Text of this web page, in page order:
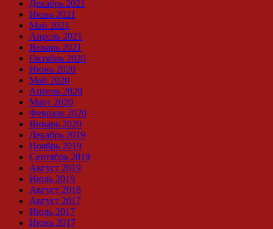
Декабрь 2021
Июнь 2021
Май 2021
Апрель 2021
Январь 2021
Октябрь 2020
Июнь 2020
Май 2020
Апрель 2020
Март 2020
Февраль 2020
Январь 2020
Декабрь 2019
Ноябрь 2019
Сентябрь 2019
Август 2019
Июль 2019
Август 2018
Август 2017
Июль 2017
Июнь 2017